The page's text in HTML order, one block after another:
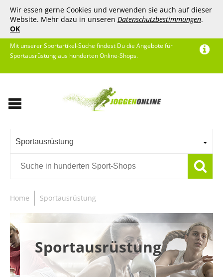
Wir essen gerne Cookies und verwenden sie auch auf dieser
Website. Mehr dazu in unseren Datenschutzbestimmungen.
OK
Mit unserer Sportartikel-Suche findest Du die Angebote für
Sportausrüstung aus hunderten Online-Shops.
Sportausrüstung
Home Sportausrüstung
Sportausrüstung